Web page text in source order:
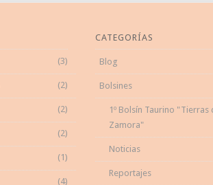
(3)
(2)
(2)
(2)
(1)
(4)
CATEGORÍAS
Blog
Bolsines
1º Bolsín Taurino "Tierras
Zamora"
Noticias
Reportajes